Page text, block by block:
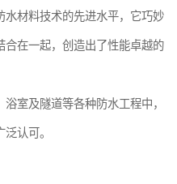
水材料技术的先进水平，它巧妙
在一起，创造出了性能卓越的
室及隧道等各种防水工程中，
认可。